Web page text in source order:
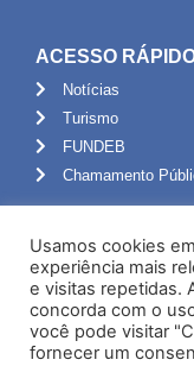
ACESSO
Notícias
Turismo
FUNDEB
Chamamento
Portal do Servidor
Webmail
Administração
Usamos cookies
experiência mais
e visitas repetidas.
concorda com o
você pode visitar
fornecer um